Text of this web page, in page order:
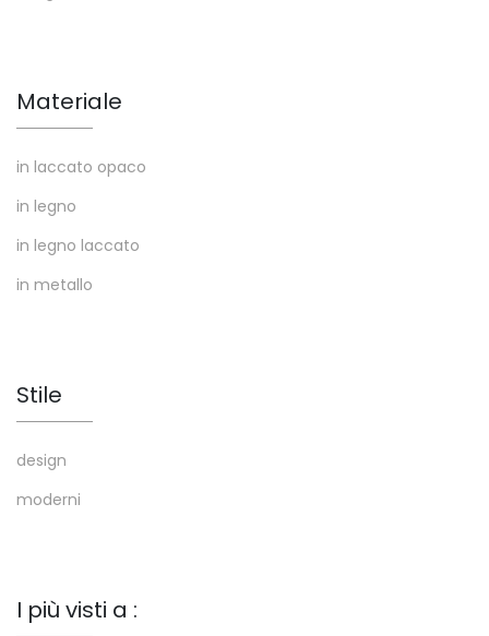
Materiale
in laccato opaco
in legno
in legno laccato
in metallo
Stile
design
moderni
I più visti a :